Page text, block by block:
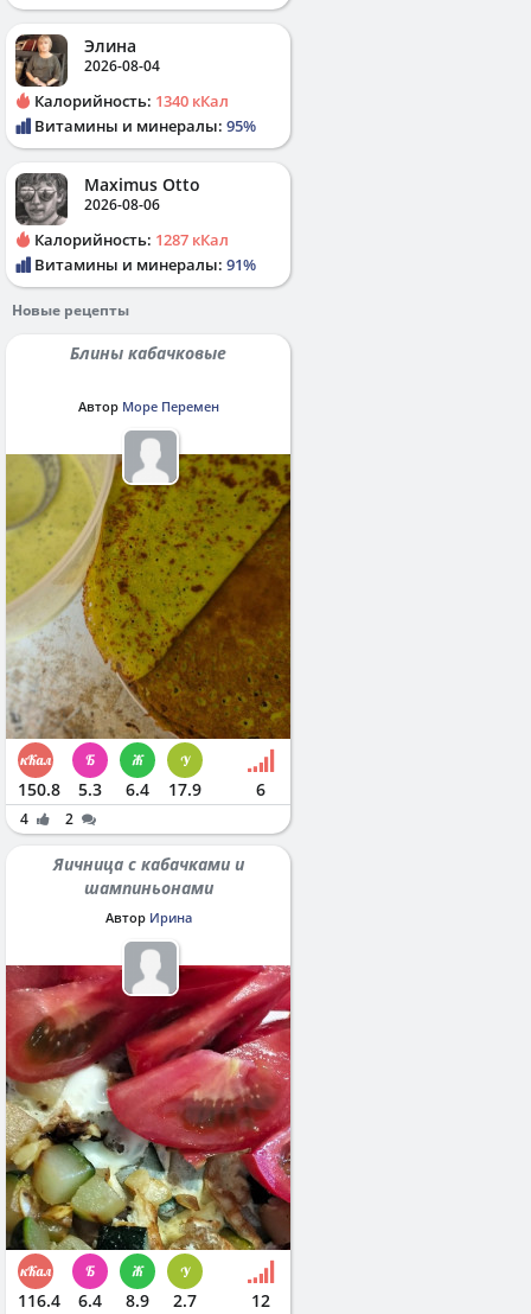
Элина
2026-08-04
Калорийность: 1340 кКал
Витамины и минералы: 95%
Maximus Otto
2026-08-06
Калорийность: 1287 кКал
Витамины и минералы: 91%
Новые рецепты
Блины кабачковые
Автор Море Перемен
150.8 5.3 6.4 17.9 6
4 2
Яичница с кабачками и
шампиньонами
Автор Ирина
116.4 6.4 8.9 2.7 12